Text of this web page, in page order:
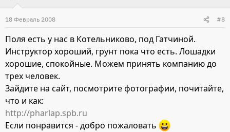
18 Февраль 2008 #8
Поля есть у нас в Котельниково, под Гатчиной.
Инструктор хороший, грунт пока что есть. Лошадки
хорошие, спокойные. Можем принять компанию до
трех человек.
Зайдите на сайт, посмотрите фотографии, почитайте,
что и как:
http://pharlap.spb.ru
Если понравится - добро пожаловать